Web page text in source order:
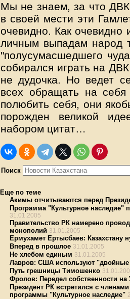
Мы не знаем, за что ДВК
в своей мести эти
очевидно. Как очевидно
личным выпадам народ
"полусумасшедшего
собирался играть на
не дудочка. Но ведет
всех обращать на
полюбить себя, они
порожден великой
набором цитат…
Поиск
Еще по теме
Акимы отчитываются перед
Программа "Культурное наследие"
31.01.2005
Правительство РК намерено
монополий 31.01.2005
Ермухамет Ертысбаев: Казахстану
Вперед в прошлое 31.01.2005
Не хлебом единым 31.01.2005
Лавров: США используют "двойные
Путь грешницы Тимошенко
Фролов: Передел собственности на
Президент РК встретился с
программы "Культурное наследие"